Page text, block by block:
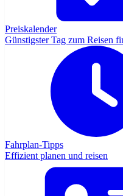
Preiskalender
Günstigster Tag zum Reisen
Fahrplan-Tipps
Effizient planen und reisen